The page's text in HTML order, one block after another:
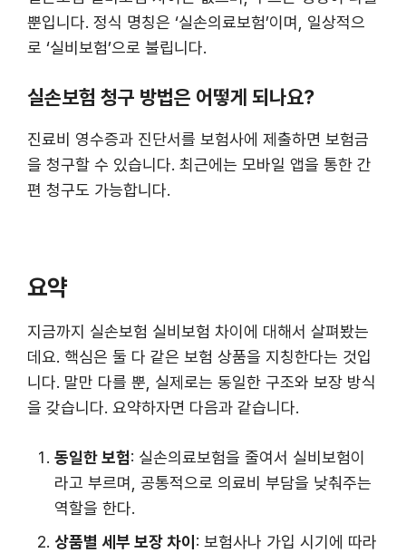
뿐입니다. 정식 명칭은 ‘실손의료보험’이며, 일상적으
로 ‘실비보험’으로 불립니다.
실손보험 청구 방법은 어떻게 되나요?
진료비 영수증과 진단서를 보험사에 제출하면 보험금
을 청구할 수 있습니다. 최근에는 모바일 앱을 통한 간
편 청구도 가능합니다.
요약
지금까지 실손보험 실비보험 차이에 대해서 살펴봤는
데요. 핵심은 둘 다 같은 보험 상품을 지칭한다는 것입
니다. 말만 다를 뿐, 실제로는 동일한 구조와 보장 방식
을 갖습니다. 요약하자면 다음과 같습니다.
동일한 보험: 실손의료보험을 줄여서 실비보험이
라고 부르며, 공통적으로 의료비 부담을 낮춰주는
역할을 한다.
상품별 세부 보장 차이 : 보험사나 가입 시기에 따라